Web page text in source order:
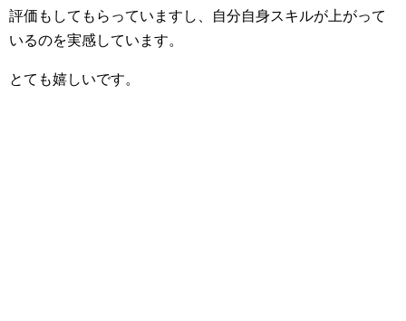
評価もしてもらっていますし、自分自身スキルが上がって
いるのを実感しています。
とても嬉しいです。